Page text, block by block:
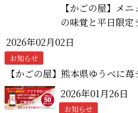
【かごの屋】メ
の味覚と平日限定
2026年02月02日
お知らせ
【かごの屋】熊本県ゆうべに
2026年01月26日
お知らせ